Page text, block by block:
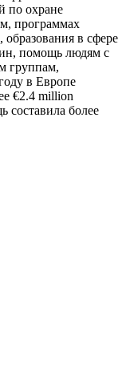
по охране
программах
образования в сфере
помощь людям с
группам,
в Европе
€2.4 million
составила более